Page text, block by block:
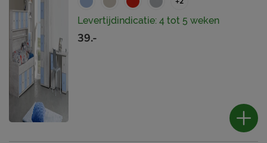
Levertijdindicatie: 4 tot 5 weken
39.-